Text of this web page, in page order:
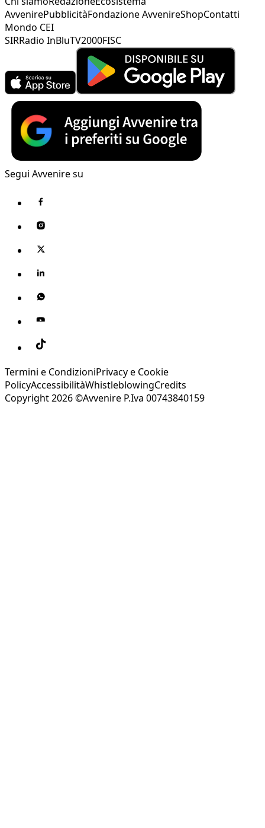
AvvenirePubblicitàFondazione AvvenireShopContatti
Mondo CEI
SIRRadio InBluTV2000FISC
Segui Avvenire su
Termini e CondizioniPrivacy e Cookie
PolicyAccessibilitàWhistleblowingCredits
Copyright 2026 ©Avvenire P.Iva 00743840159